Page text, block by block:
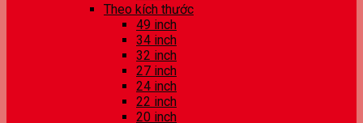
Theo kích thước
49 inch
34 inch
32 inch
27 inch
24 inch
22 inch
20 inch